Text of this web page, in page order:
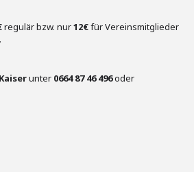
regulär bzw. nur12€für Vereinsmitglieder
unter 0664 87 46 496oder